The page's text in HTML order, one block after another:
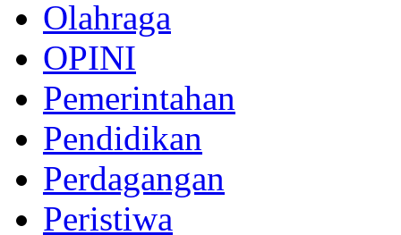
Olahraga
OPINI
Pemerintahan
Pendidikan
Perdagangan
Peristiwa